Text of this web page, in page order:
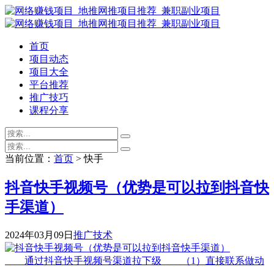
首页
项目动态
项目大全
平台推荐
推广技巧
课程分享
当前位置： 首页 > 快手
抖音快手视频号（优势是可以拉到抖音快
手渠道）
2024年03月09日 推广技术
通过抖音快手视频号渠道拉下级 （1）直接联系做动